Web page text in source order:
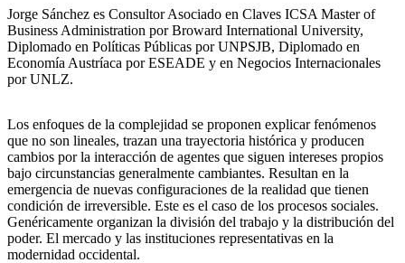
Jorge Sánchez es Consultor Asociado en Claves ICSA Master of
Business Administration por Broward International University,
Diplomado en Políticas Públicas por UNPSJB, Diplomado en
Economía Austríaca por ESEADE y en Negocios Internacionales
por UNLZ.
Los enfoques de la complejidad se proponen explicar fenómenos
que no son lineales, trazan una trayectoria histórica y producen
cambios por la interacción de agentes que siguen intereses propios
bajo circunstancias generalmente cambiantes. Resultan en la
emergencia de nuevas configuraciones de la realidad que tienen
condición de irreversible. Este es el caso de los procesos sociales.
Genéricamente organizan la división del trabajo y la distribución del
poder. El mercado y las instituciones representativas en la
modernidad occidental.